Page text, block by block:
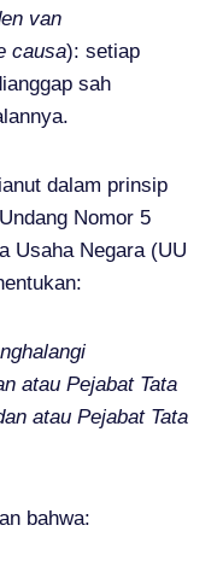
van
causa): setiap
sah
dalam prinsip
Nomor 5
Usaha Negara (UU
atau Pejabat Tata
atau Pejabat Tata
bahwa: